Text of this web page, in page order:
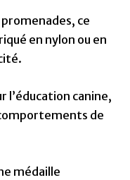
ce
en nylon ou en
l’éducation canine,
de
médaille